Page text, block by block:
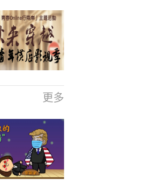
更多